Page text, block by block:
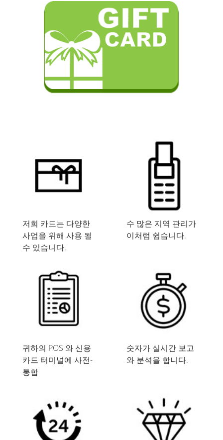
저희 카드는 다양한
사업을 위해 사용 될
수 있습니다.
수 많은 지역 관리가
이처럼 쉽습니다.
귀하의 POS 와 신용
카드 터미널에 사전-
통합
숫자가 실시간 보고
와 분석을 합니다.